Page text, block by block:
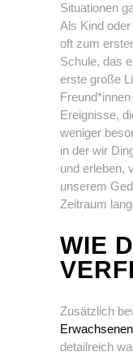
Situationen
Als Kind
oft zum
Schule, das
erste große
Ereignisse,
weniger
in der wir
und erleben,
unserem
Zeitraum
WIE
Zusätzlich
detailreich